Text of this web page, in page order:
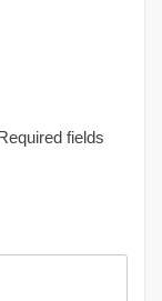
fields